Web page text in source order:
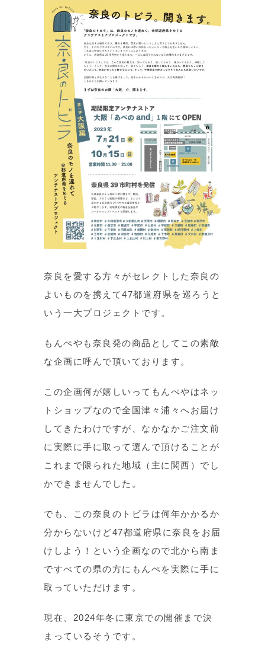
奈良を愛する方々がセレクトした奈良の
よいものを携えて47都道府県を巡ろうと
いう一大プロジェクトです。
もんぺやも奈良発の商品としてこの素敵
な企画に呼んで頂いております。
この企画何が嬉しいってもんぺやはネッ
トショップなので全国津々浦々へお届け
してきたわけですが、なかなかご注文前
に実際に手に取って選んで頂けることが
これまで限られた地域（主に関西）でし
かできませんでした。
でも、この奈良のトビラは何年かかるか
分からないけど47都道府県に奈良をお届
けしよう！という企画なので北から南ま
ですべての県の方にもんぺを実際に手に
取っていただけます。
現在、2024年冬に東京での開催まで決
まっているそうです。